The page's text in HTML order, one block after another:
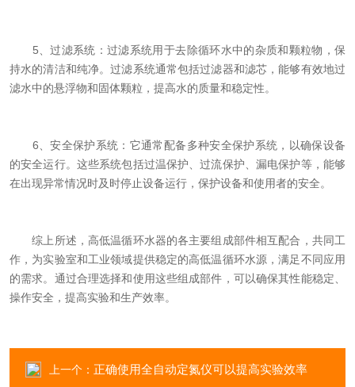
5、过滤系统：过滤系统用于去除循环水中的杂质和颗粒物，保
持水的清洁和纯净。过滤系统通常包括过滤器和滤芯，能够有效地过
滤水中的悬浮物和固体颗粒，提高水的质量和稳定性。
6、安全保护系统：它通常配备多种安全保护系统，以确保设备
的安全运行。这些系统包括过温保护、过流保护、漏电保护等，能够
在出现异常情况时及时停止设备运行，保护设备和使用者的安全。
综上所述，高低温循环水器的各主要组成部件相互配合，共同工
作，为实验室和工业领域提供稳定的高低温循环水源，满足不同应用
的需求。通过合理选择和使用这些组成部件，可以确保其性能稳定、
操作安全，提高实验和生产效率。
上一个： 正确使用全自动定氮仪可以提高实验效率